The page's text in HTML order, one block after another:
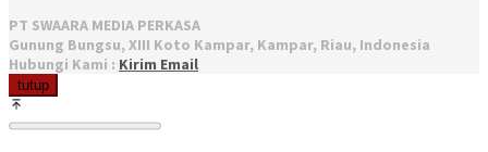
PT SWAARA MEDIA PERKASA
Gunung Bungsu, XIII Koto Kampar, Kampar, Riau, Indonesia
Hubungi Kami : Kirim Email
tutup